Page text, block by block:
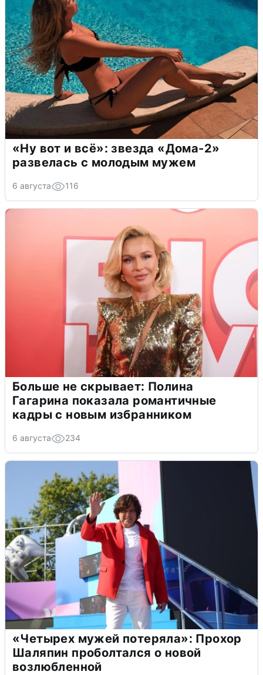
«Ну вот и всё»: звезда «Дома-2»
развелась с молодым мужем
6 августа 116
Больше не скрывает: Полина
Гагарина показала романтичные
кадры с новым избранником
6 августа 234
«Четырех мужей потеряла»: Прохор
Шаляпин проболтался о новой
возлюбленной